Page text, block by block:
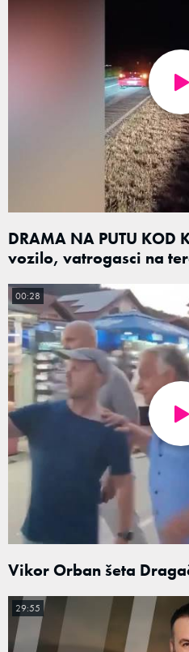
DRAMA NA PUTU
vozilo, vatrogasci na
Vikor Orban šeta
00:28
29:55